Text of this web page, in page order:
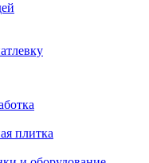
плитка